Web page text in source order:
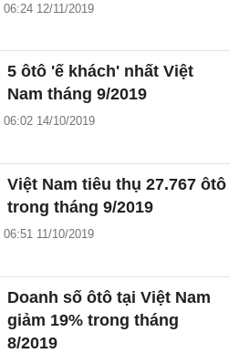
06:24 12/11/2019
5 ôtô 'ế khách' nhất Việt
Nam tháng 9/2019
06:02 14/10/2019
Việt Nam tiêu thụ 27.767 ôtô
trong tháng 9/2019
06:51 11/10/2019
Doanh số ôtô tại Việt Nam
giảm 19% trong tháng
8/2019